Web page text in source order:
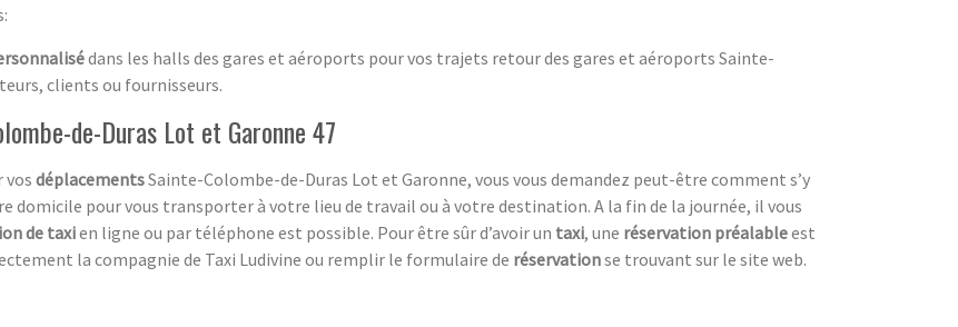
dans les halls des gares et aéroports pour vos trajets retour des gares et aéroports Sainte-
clients ou fournisseurs.
de-Duras Lot et Garonne 47
vos déplacementsSainte-Colombe-de-Duras Lot et Garonne, vous vous demandez peut-être comment s’y
domicile pour vous transporter à votre lieu de travail ou à votre destination. A la fin de la journée, il vous
de taxien ligne ou par téléphone est possible. Pour être sûr d’avoir un taxi, une réservation préalableest
la compagnie de Taxi Ludivine ou remplir le formulaire de réservationse trouvant sur le site web.